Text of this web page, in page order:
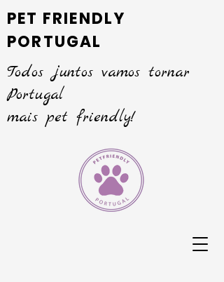
PET FRIENDLY
PORTUGAL
Todos juntos vamos tornar
Portugal
mais pet friendly!